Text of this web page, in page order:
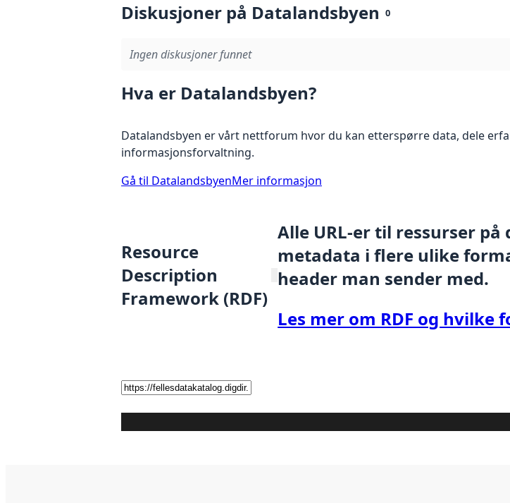
Diskusjoner på Datalandsbyen 0
Ingen diskusjoner funnet
Hva er Datalandsbyen?
Datalandsbyen er vårt nettforum hvor du kan etterspørre data, dele
informasjonsforvaltning.
Gå til DatalandsbyenMer informasjon
Resource
Description
Framework (RDF)
Alle URL-er til ressurser
metadata i flere ulike
header man sender med.
Les mer om RDF og